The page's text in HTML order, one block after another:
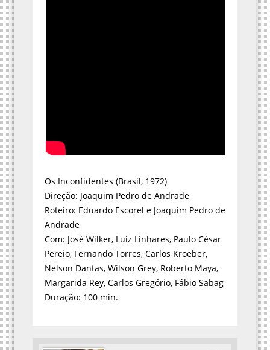
Os Inconfidentes (Brasil, 1972)
Direção: Joaquim Pedro de Andrade
Roteiro: Eduardo Escorel e Joaquim Pedro de
Andrade
Com: José Wilker, Luiz Linhares, Paulo César
Pereio, Fernando Torres, Carlos Kroeber,
Nelson Dantas, Wilson Grey, Roberto Maya,
Margarida Rey, Carlos Gregório, Fábio Sabag
Duração: 100 min.